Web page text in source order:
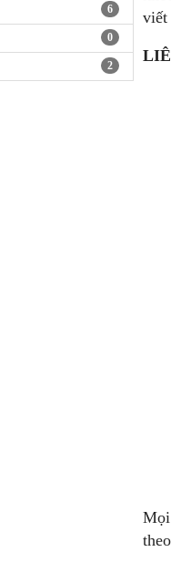
viết
6
0
2